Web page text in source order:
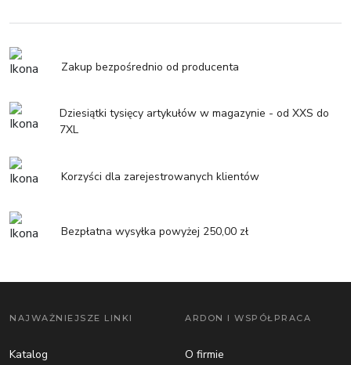
Zakup bezpośrednio od producenta
Dziesiątki tysięcy artykułów w magazynie - od XXS do
7XL
Korzyści dla zarejestrowanych klientów
Bezpłatna wysyłka powyżej 250,00 zł
NAJWAŻNIEJSZE LINKI
Katalog
ARDON I WSPÓŁPRACA
O firmie